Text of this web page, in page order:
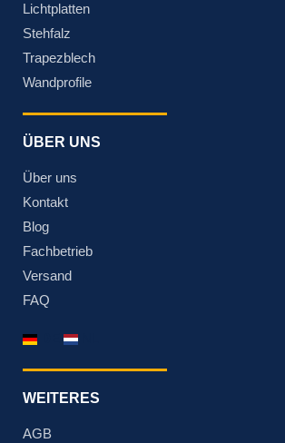
Lichtplatten
Stehfalz
Trapezblech
Wandprofile
ÜBER UNS
Über uns
Kontakt
Blog
Fachbetrieb
Versand
FAQ
WEITERES
AGB